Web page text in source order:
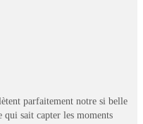
parfaitement notre si belle
qui sait capter les moments